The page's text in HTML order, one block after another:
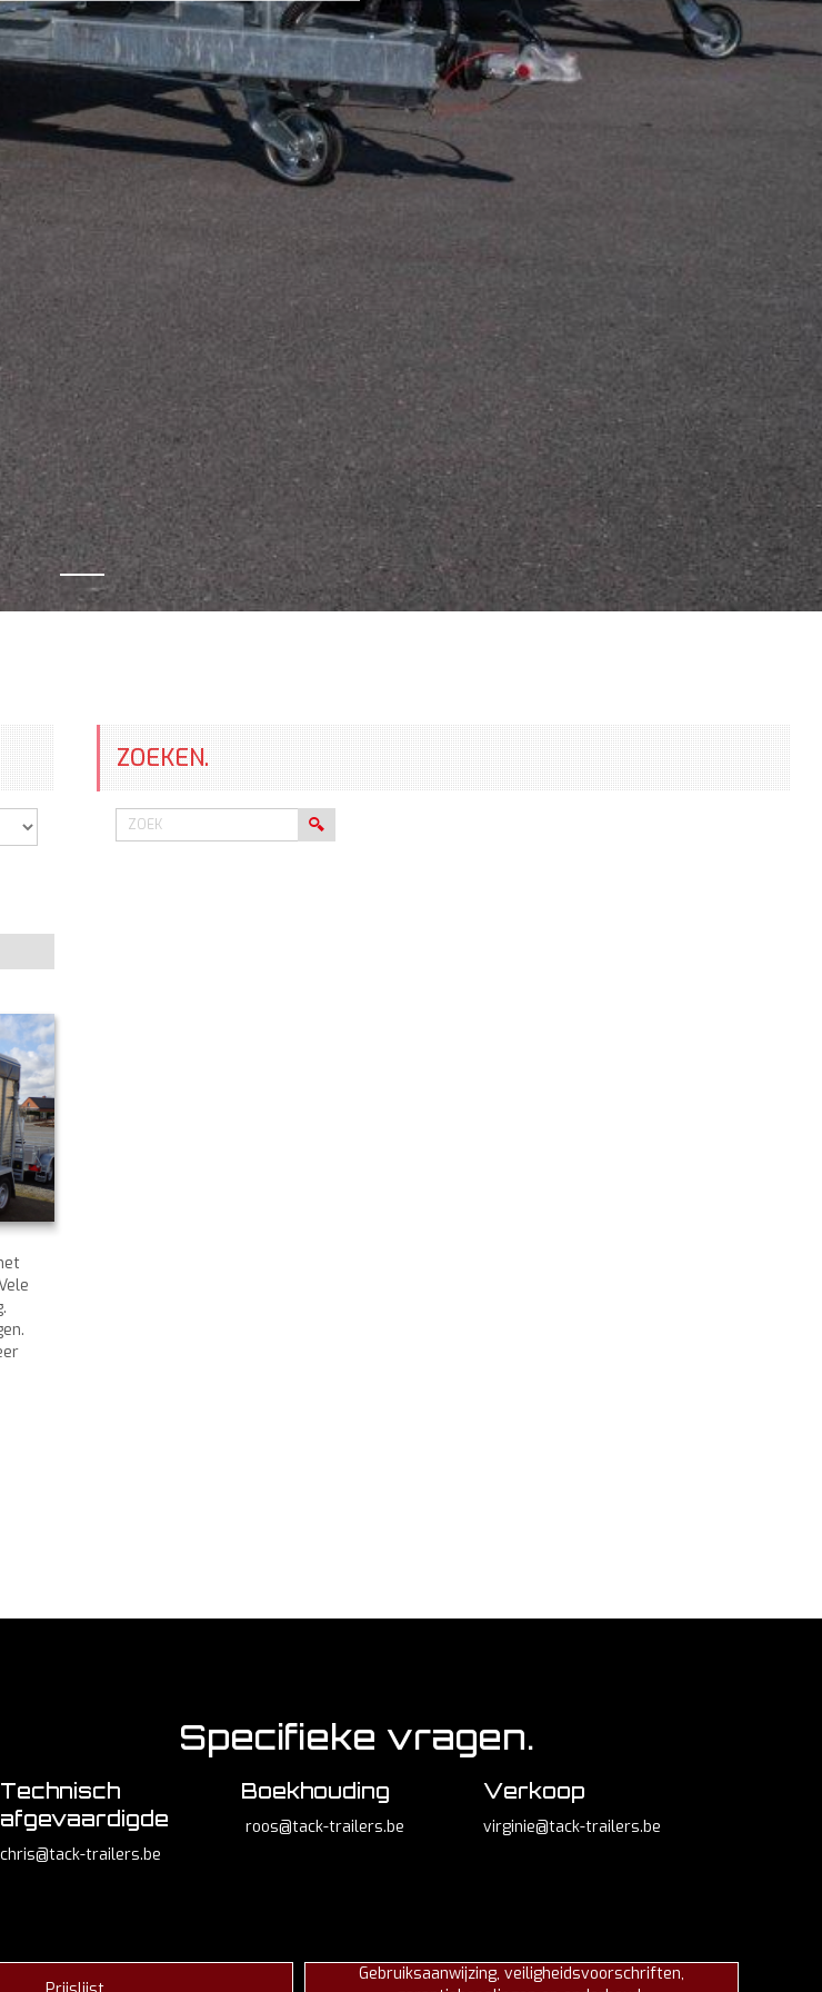
ZOEKEN.
Specifieke vragen.
Technisch
afgevaardigde
chris@tack-trailers.be
Boekhouding
roos@tack-trailers.be
Verkoop
virginie@tack-trailers.be
Gebruiksaanwijzing, veiligheidsvoorschriften,